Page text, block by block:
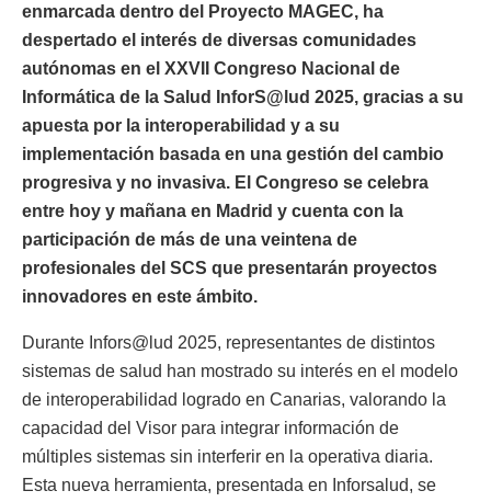
enmarcada dentro del Proyecto MAGEC, ha
despertado el interés de diversas comunidades
autónomas en el XXVII Congreso Nacional de
Informática de la Salud InforS@lud 2025, gracias a su
apuesta por la interoperabilidad y a su
implementación basada en una gestión del cambio
progresiva y no invasiva. El Congreso se celebra
entre hoy y mañana en Madrid y cuenta con la
participación de más de una veintena de
profesionales del SCS que presentarán proyectos
innovadores en este ámbito.
Durante Infors@lud 2025, representantes de distintos
sistemas de salud han mostrado su interés en el modelo
de interoperabilidad logrado en Canarias, valorando la
capacidad del Visor para integrar información de
múltiples sistemas sin interferir en la operativa diaria.
Esta nueva herramienta, presentada en Inforsalud, se